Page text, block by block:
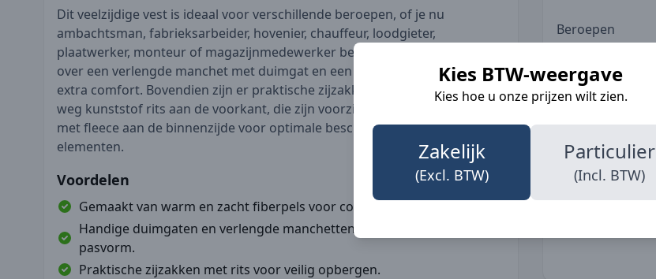
Kies BTW-weergave
Kies hoe u onze prijzen wilt zien.
Zakelijk
(Excl. BTW)
Particulier
(Incl. BTW)
Dit veelzijdige vest is ideaal voor verschillende beroepen, of je nu
ambachtsman, fabrieksarbeider, hovenier, chauffeur, loodgieter,
plaatwerker, monteur of magazijnmedewerker bent. Het vest beschikt
over een verlengde manchet met duimgat en een elastische boord voor
extra comfort. Bovendien zijn er praktische zijzakken met rits en een 1-
weg kunststof rits aan de voorkant, die zijn voorzien van een windvanger
met fleece aan de binnenzijde voor optimale bescherming tegen de
elementen.
Voordelen
Gemaakt van warm en zacht fiberpels voor comfort.
Handige duimgaten en verlengde manchetten voor een perfecte
pasvorm.
Praktische zijzakken met rits voor veilig opbergen.
Beroepen
Zakken
Fit